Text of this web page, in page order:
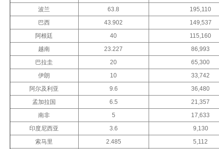
波兰
63.8
195,110
巴西
43.902
149,537
阿根廷
40
115,160
越南
23.227
86,993
巴拉圭
20
65,300
伊朗
10
33,742
阿尔及利亚
9.6
36,480
孟加拉国
6.5
21,357
南非
5
17,633
印度尼西亚
3.6
9,130
索马里
2.485
5,112